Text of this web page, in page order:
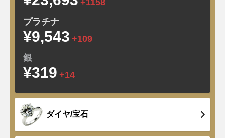
+1158
プラチナ
¥9,543 +109
銀
¥319 +14
ダイヤ/宝石